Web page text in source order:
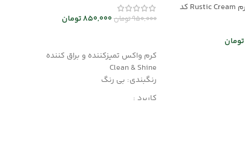
کرم نرم و احیا کننده چرم Rustic Cream کد
تومان
950,000تومان850,000تومان
کرم واکس تمیزکننده و براق کننده
Clean & Shine
رنگبندی: بی رنگ
کاربرد :